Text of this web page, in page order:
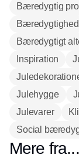
Bæredygtig
Bæredygtighed
Bæredygtigt
Inspiration
Julehygge
Julevarer
Social
Mere fra...